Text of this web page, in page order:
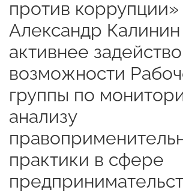
против коррупции»
Александр Калинин
активнее
возможности
группы по
анализу
практики в сфере